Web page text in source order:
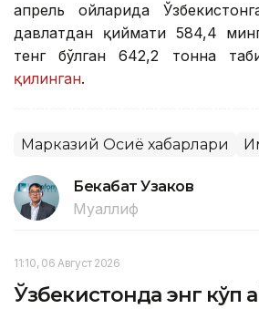
апрель ойларида
давлатдан қиймати 584,4
тенг бўлган 642,2 тонна
қилинган.
Марказий Осиё хабарлари
Бекабат Узаков
Муаллиф
11:10, 06 Август 2026
Ўзбекистонда энг кўп